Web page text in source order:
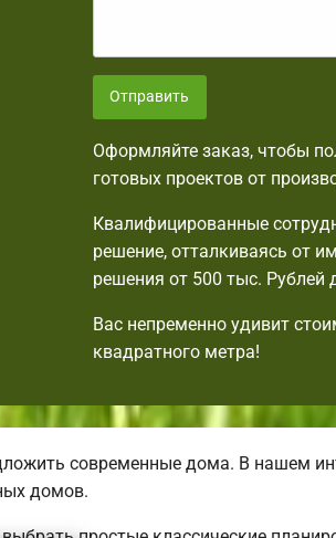
Отправить
Оформляйте заказ, чтобы
готовых проектов от
Квалифицированные
решение, отталкиваясь от
решения от 500 тыс. Рублей
Вас непременно удивит
квадратного метра!
современные дома. В нашем
домов.